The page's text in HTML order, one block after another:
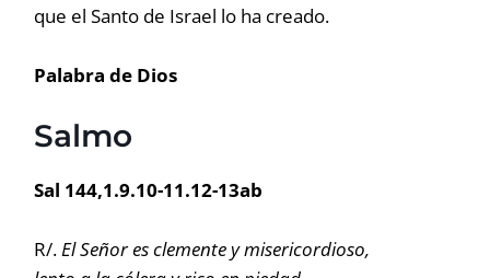
que el Santo de Israel lo ha creado.
Palabra de Dios
Salmo
Sal 144,1.9.10-11.12-13ab
R/.El Señor es clemente y misericordioso,